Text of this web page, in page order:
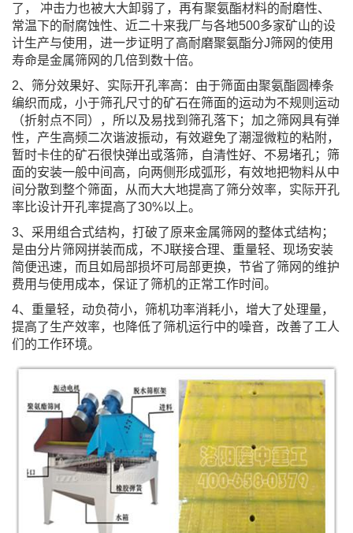
了， 冲击力也被大大卸弱了，再有聚氨酯材料的耐磨性、
常温下的耐腐蚀性、近二十来我厂与各地500多家矿山的设
计生产与使用，进一步证明了高耐磨聚氨酯分J筛网的使用
寿命是金属筛网的几倍到数十倍。
2、筛分效果好、实际开孔率高：由于筛面由聚氨酯圆棒条
编织而成，小于筛孔尺寸的矿石在筛面的运动为不规则运动
（折射点不同），所以及易找到筛孔落下；加之筛网具有弹
性，产生高频二次谐波振动，有效避免了潮湿微粒的粘附，
暂时卡住的矿石很快弹出或落筛，自清性好、不易堵孔；筛
面的安装一般中间高，向两侧形成弧形，有效地把物料从中
间分散到整个筛面，从而大大地提高了筛分效率，实际开孔
率比设计开孔率提高了30%以上。
3、采用组合式结构，打破了原来金属筛网的整体式结构；
是由分片筛网拼装而成，不J联接合理、重量轻、 现场安装
简便迅速，而且如局部损坏可局部更换，节省了筛网的维护
费用与使用成本，保证了筛机的正常工作时间。
4、重量轻，动负荷小，筛机功率消耗小，增大了处理量，
提高了生产效率，也降低了筛机运行中的噪音，改善了工人
们的工作环境。